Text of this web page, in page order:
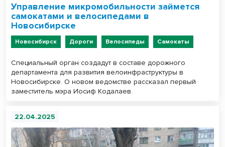
Управление микромобильности займется
самокатами и велосипедами в
Новосибирске
Новосибирск Дороги Велосипеды Самокаты
Специальный орган создадут в составе дорожного
департамента для развития велоинфраструктуры в
Новосибирске. О новом ведомстве рассказал первый
заместитель мэра Иосиф Кодалаев.
22.04.2025